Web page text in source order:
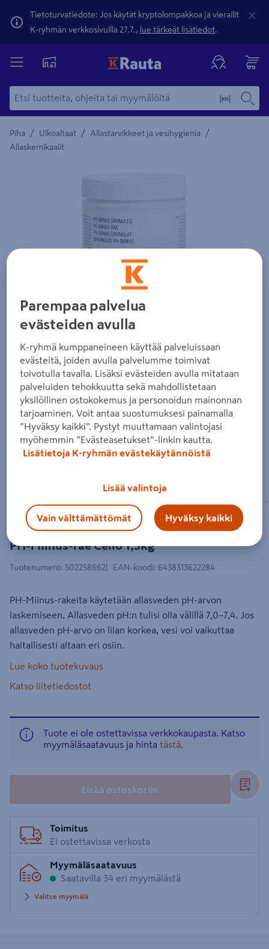
Tietoturvatiedote: Jos käytät kryptolompakkoa ja vierailit
K-ryhmän verkkosivuilla 27.7., lue tärkeät lisätiedot.
Piha / Ulkoaltaat / Allastarvikkeet ja vesihygienia /
Allaskemikaalit
Yksityiskohtainen kuvaus löytyy Tuotteen kuvaus -
PH-Miinus-rae Cello 1,5kg
CELLO
Tuotenumero: 502258662 EAN-koodi: 6438313622284
PH-Miinus-rakeita käytetään allasveden pH-arvon
laskemiseen. Allasveden pH:n tulisi olla välillä 7,0–7,4. Jos
allasveden pH-arvo on liian korkea, vesi voi vaikuttaa
haitallisesti altaan eri osiin.
Lue koko tuotekuvaus
Katso liitetiedostot
Tuote ei ole ostettavissa verkkokaupasta. Katso
myymäläsaatavuus ja hinta tästä.
Lisää ostoskoriin
Toimitus
Ei ostettavissa verkosta
Myymäläsaatavuus
Saatavilla 34 eri myymälästä
Valitse myymälä
Parempaa palvelua
evästeiden avulla
K-ryhmä kumppaneineen käyttää palveluissaan
evästeitä, joiden avulla palvelumme toimivat
toivotulla tavalla. Lisäksi evästeiden avulla mitataan
palveluiden tehokkuutta sekä mahdollistetaan
yksilöllinen ostokokemus ja personoidun mainonnan
tarjoaminen. Voit antaa suostumuksesi painamalla
”Hyväksy kaikki”. Pystyt muuttamaan valintojasi
myöhemmin ”Evästeasetukset”-linkin kautta.
Lisätietoja K-ryhmän evästekäytännöistä
Lisää valintoja
Vain välttämättömät Hyväksy kaikki